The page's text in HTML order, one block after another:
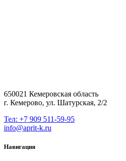
650021 Кемеровская область
г. Кемерово, ул. Шатурская, 2/2
Тел: +7 909 511-59-95
info@aprit-k.ru
Навигация